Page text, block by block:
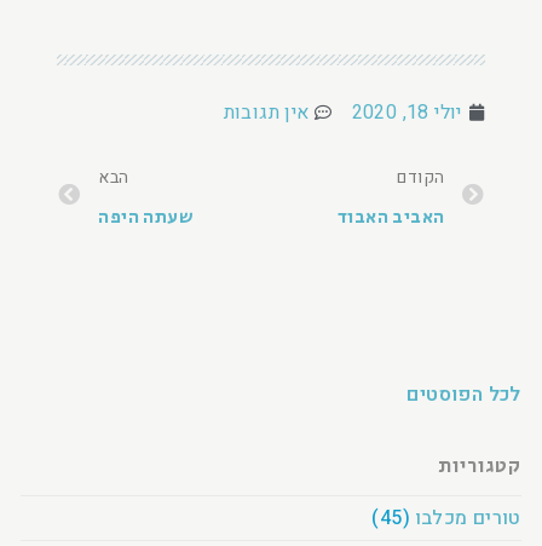
לכל הפוסטים
קטגוריות
טורים מכלבו (45)
יולי 18, 2020 אין תגובות
הקודם
האביב האבוד
הבא
שעתה היפה